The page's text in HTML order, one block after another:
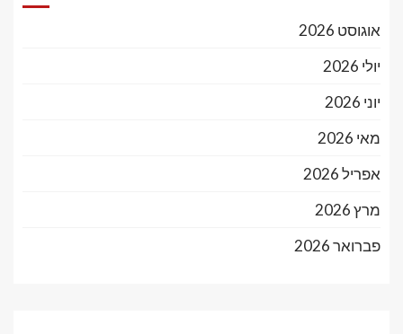
אוגוסט 2026
יולי 2026
יוני 2026
מאי 2026
אפריל 2026
מרץ 2026
פברואר 2026